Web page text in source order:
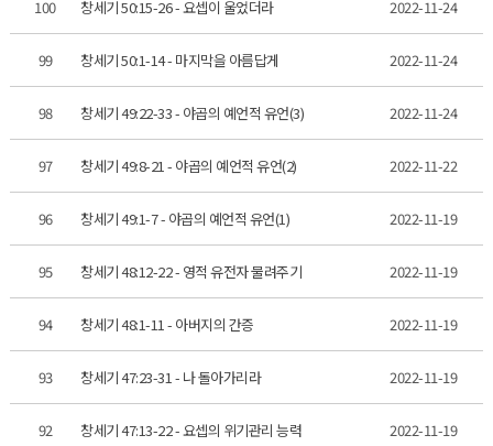
100 창세기 50:15-26 - 요셉이 울었더라 2022-11-24
99 창세기 50:1-14 - 마지막을 아름답게 2022-11-24
98 창세기 49:22-33 - 야곱의 예언적 유언(3) 2022-11-24
97 창세기 49:8-21 - 야곱의 예언적 유언(2) 2022-11-22
96 창세기 49:1-7 - 야곱의 예언적 유언(1) 2022-11-19
95 창세기 48:12-22 - 영적 유전자 물려주기 2022-11-19
94 창세기 48:1-11 - 아버지의 간증 2022-11-19
93 창세기 47:23-31 - 나 돌아가리라 2022-11-19
92 창세기 47:13-22 - 요셉의 위기관리 능력 2022-11-19